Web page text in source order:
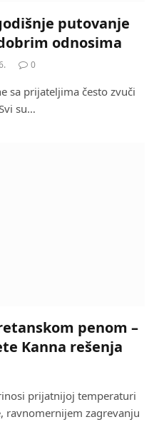
putovanje
odnosima
0
sa prijateljima često zvuči
su…
penom –
Kanna rešenja
prijatnijoj temperaturi
ravnomernijem zagrevanju